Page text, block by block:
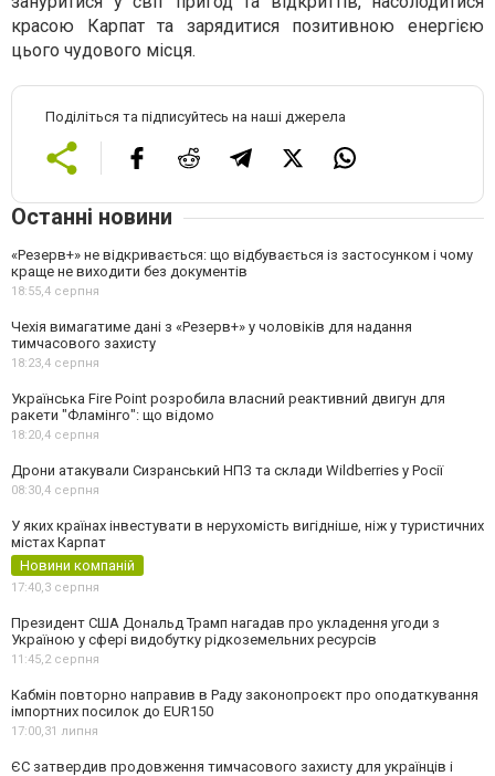
красою Карпат та зарядитися позитивною енергією
цього чудового місця.
Поділіться та підписуйтесь на наші джерела
Останні новини
«Резерв+» не відкривається: що відбувається із застосунком і чому
краще не виходити без документів
18:55,4 серпня
Чехія вимагатиме дані з «Резерв+» у чоловіків для надання
тимчасового захисту
18:23,4 серпня
Українська Fire Point розробила власний реактивний двигун для
ракети "Фламінго": що відомо
18:20,4 серпня
Дрони атакували Сизранський НПЗ та склади Wildberries у Росії
08:30,4 серпня
У яких країнах інвестувати в нерухомість вигідніше, ніж у туристичних
містах Карпат
Новини компаній
17:40,3 серпня
Президент США Дональд Трамп нагадав про укладення угоди з
Україною у сфері видобутку рідкоземельних ресурсів
11:45,2 серпня
Кабмін повторно направив в Раду законопроєкт про оподаткування
імпортних посилок до EUR150
17:00,31 липня
ЄС затвердив продовження тимчасового захисту для українців і